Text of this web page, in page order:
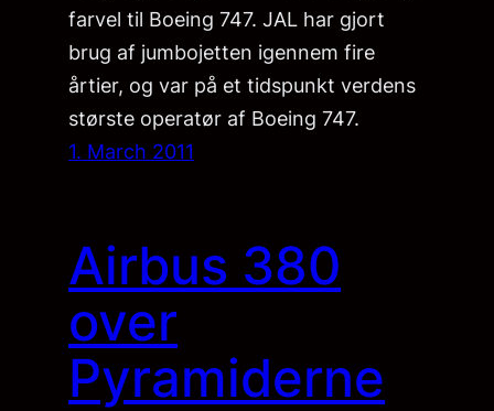
farvel til Boeing 747. JAL har gjort
brug af jumbojetten igennem fire
årtier, og var på et tidspunkt verdens
største operatør af Boeing 747.
1. March 2011
Airbus 380
over
Pyramiderne